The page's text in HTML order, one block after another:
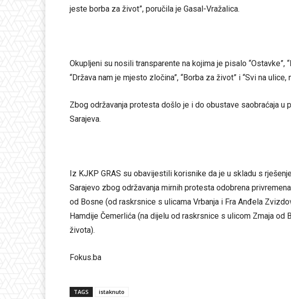
jeste borba za život”, poručila je Gasal-Vražalica.
Okupljeni su nosili transparente na kojima je pisalo “Ostavke”,
“Država nam je mjesto zločina”, “Borba za život” i “Svi na ulice,
Zbog održavanja protesta došlo je i do obustave saobraćaja u
Sarajeva.
Iz KJKP GRAS su obavijestili korisnike da je u skladu s
Sarajevo zbog održavanja mirnih protesta odobrena
od Bosne (od raskrsnice s ulicama Vrbanja i Fra Anđela
Hamdije Čemerlića (na dijelu od raskrsnice s ulicom Zmaja od
života).
Fokus.ba
TAGS istaknuto